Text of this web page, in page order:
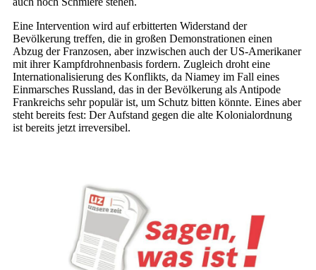
Eine Intervention wird auf erbitterten Widerstand der
Bevölkerung treffen, die in großen Demonstrationen einen
Abzug der Franzosen, aber inzwischen auch der US-Amerikaner
mit ihrer Kampfdrohnenbasis fordern. Zugleich droht eine
Internationalisierung des Konflikts, da Niamey im Fall eines
Einmarsches Russland, das in der Bevölkerung als Antipode
Frankreichs sehr populär ist, um Schutz bitten könnte. Eines aber
steht bereits fest: Der Aufstand gegen die alte Kolonialordnung
ist bereits jetzt irreversibel.